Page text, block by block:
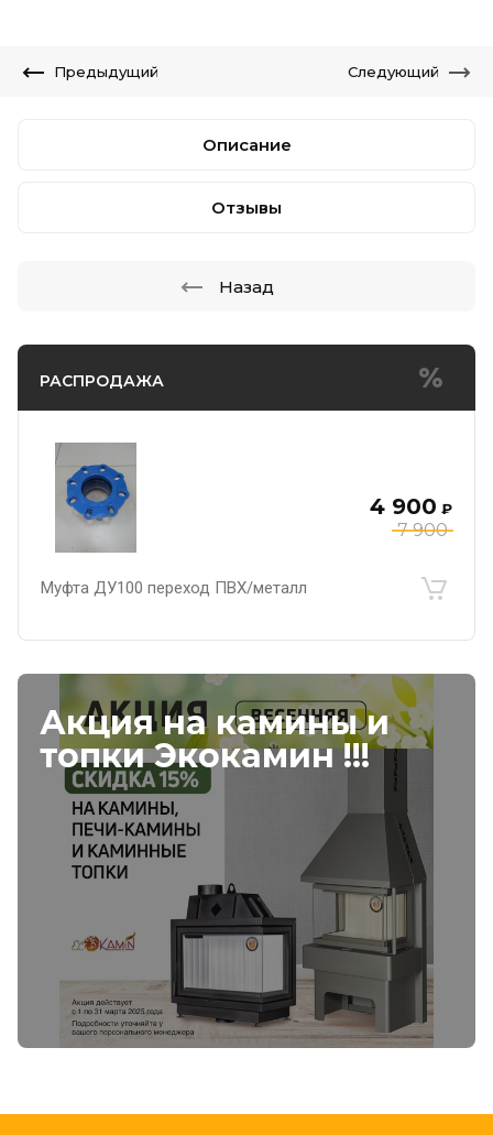
РАСПРОДАЖА
7 900
4 900 ₽
Муфта ДУ100 переход ПВХ/металл
Акция на камины и
топки Экокамин !!!
Предыдущий Следующий
Описание
Отзывы
Назад